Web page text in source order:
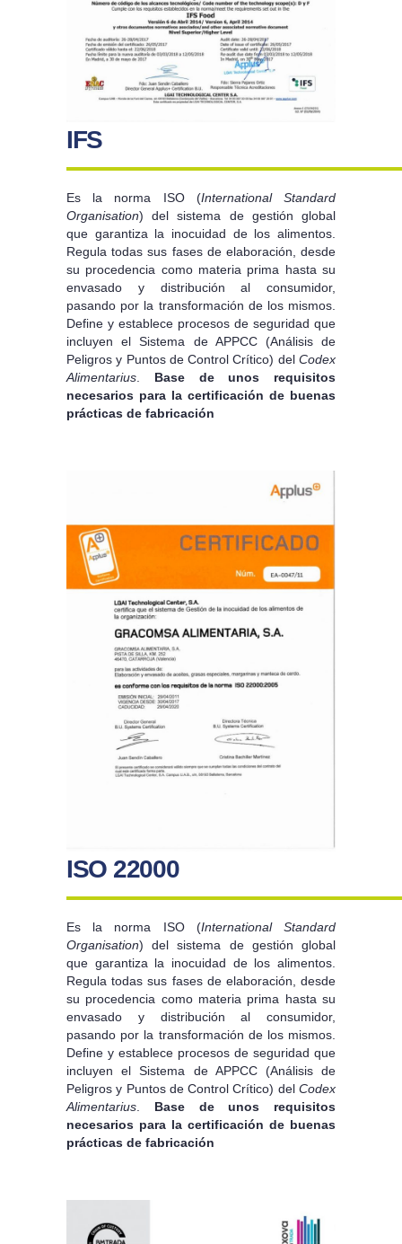
IFS
Es la norma ISO (International Standard
Organisation) del sistema de gestión global
que garantiza la inocuidad de los alimentos.
Regula todas sus fases de elaboración, desde
su procedencia como materia prima hasta su
envasado y distribución al consumidor,
pasando por la transformación de los mismos.
Define y establece procesos de seguridad que
incluyen el Sistema de APPCC (Análisis de
Peligros y Puntos de Control Crítico) del Codex
Alimentarius
Base de unos requisitos
necesarios para la certificación de buenas
prácticas de fabricación
ISO 22000
Es la norma ISO (International Standard
Organisation) del sistema de gestión global
que garantiza la inocuidad de los alimentos.
Regula todas sus fases de elaboración, desde
su procedencia como materia prima hasta su
envasado y distribución al consumidor,
pasando por la transformación de los mismos.
Define y establece procesos de seguridad que
incluyen el Sistema de APPCC (Análisis de
Peligros y Puntos de Control Crítico) del Codex
Alimentarius. Base de unos requisitos
necesarios para la certificación de buenas
prácticas de fabricación